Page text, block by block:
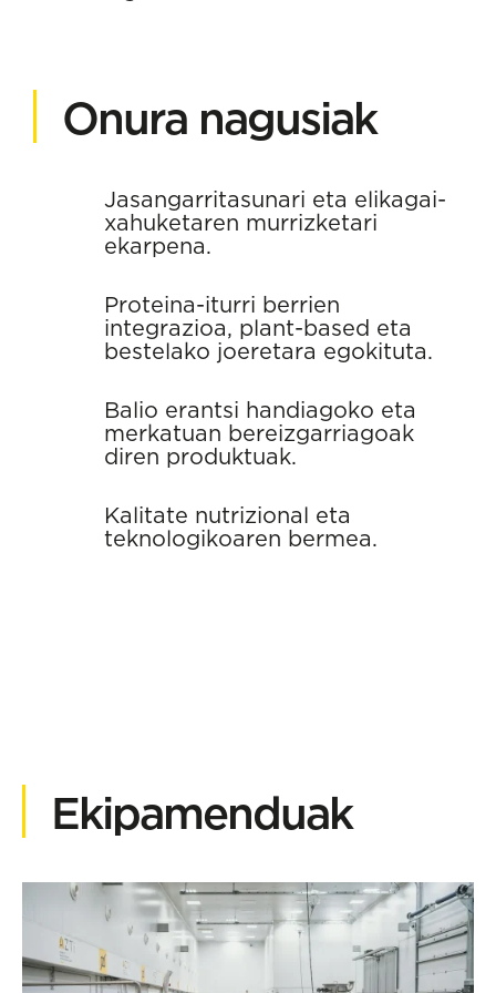
Onura nagusiak
Jasangarritasunari eta elikagai-
xahuketaren murrizketari
ekarpena.
Proteina-iturri berrien
integrazioa, plant-based eta
bestelako joeretara egokituta.
Balio erantsi handiagoko eta
merkatuan bereizgarriagoak
diren produktuak.
Kalitate nutrizional eta
teknologikoaren bermea.
Ekipamenduak